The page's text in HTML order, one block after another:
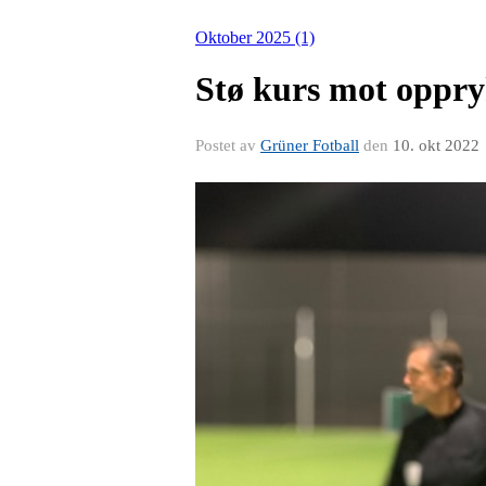
Oktober 2025 (1)
Stø kurs mot
Postet av Grüner Fotball den 10. okt 2022